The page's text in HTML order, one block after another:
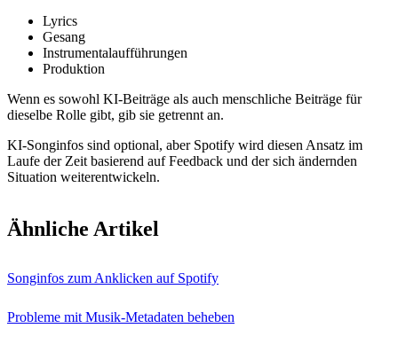
Lyrics
Gesang
Instrumentalaufführungen
Produktion
Wenn es sowohl KI-Beiträge als auch menschliche Beiträge für
dieselbe Rolle gibt, gib sie getrennt an.
KI-Songinfos sind optional, aber Spotify wird diesen Ansatz im
Laufe der Zeit basierend auf Feedback und der sich ändernden
Situation weiterentwickeln.
Ähnliche Artikel
Songinfos zum Anklicken auf Spotify
Probleme mit Musik-Metadaten beheben